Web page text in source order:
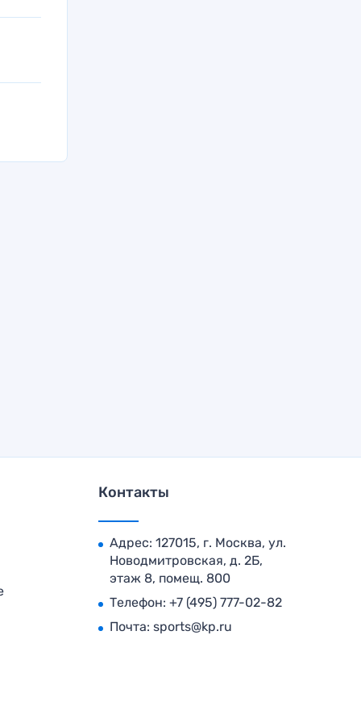
Контакты
Адрес: 127015, г. Москва, ул.
Новодмитровская, д. 2Б,
этаж 8, помещ. 800
Телефон: +7 (495) 777-02-82
Почта: sports@kp.ru